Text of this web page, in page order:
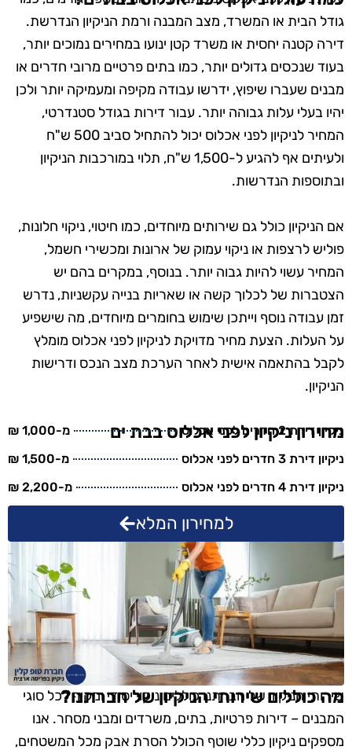
גודל הבית או המשרד, מצב המבנה ורמת הניקיון הנדרשת.
דירה קטנה יחסית או משרד קטן ינועו במחירים נמוכים יותר,
בעוד שנכסים גדולים יותר, כמו בתים פרטיים מרובי חדרים או
מבנים שעברו שיפוץ, ידרשו עבודה מקיפה ומעמיקה יותר ולכן
יהיו בעלי עלות גבוהה יותר. עבור דירות בגודל סטנדרטי,
המחיר לניקיון לפני אכלוס יכול להתחיל סביב 500 ש"ח
ולעיתים אף להגיע ל-1,500 ש"ח, תלוי במורכבות הניקיון
ובתוספות הנדרשות.
אם הניקיון כולל גם שירותים מיוחדים, כמו חיטוי, ניקוי חלונות,
פוליש לרצפות או ניקוי עמוק של ארונות ומכשירי חשמל,
המחיר עשוי להיות גבוה יותר. בנוסף, במקרים בהם יש
הצטברות של לכלוך קשה או שאריות בנייה עקשניות, נדרש
זמן עבודה נוסף וייתכן שימוש בחומרים מיוחדים, מה שישפיע
על העלות. הצעת מחיר מדויקת לניקיון לפני אכלוס מומלץ
לקבל בהתאמה אישית לאחר הערכת מצב הנכס ודרישות
הניקיון.
מחירון ניקיון לפני אכלוס בבת ים
ניקיון דירת 2 חדרים לפני אכלוס
מ-1,000 ₪
ניקיון דירת 3 חדרים לפני אכלוס
מ-1,500 ₪
ניקיון דירת 4 חדרים לפני אכלוס
מ-2,200 ₪
למחירון המלא
מה כוללים שירותי הניקיון של חברתנו?
שירותי הניקיון של חברתנו כוללים ניקוי יסודי ומקיף לכל סוגי
המבנים – דירות פרטיות, בתים, משרדים ומבני מסחר. אנו
מספקים ניקיון כללי שוטף הכולל הסרת אבק מכל המשטחים,